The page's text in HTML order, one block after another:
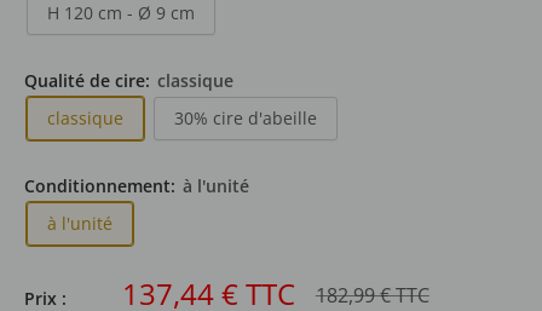
H 120 cm - Ø 9 cm
Qualité de cire: classique
classique
30% cire d'abeille
Conditionnement: à l'unité
à l'unité
Prix : Prix
137,44 € TTC Prix
182,99 € TTC